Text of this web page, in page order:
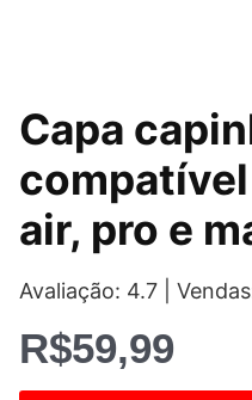
Capa
air, pro e
Avaliação: 4.7 |
R$59,99